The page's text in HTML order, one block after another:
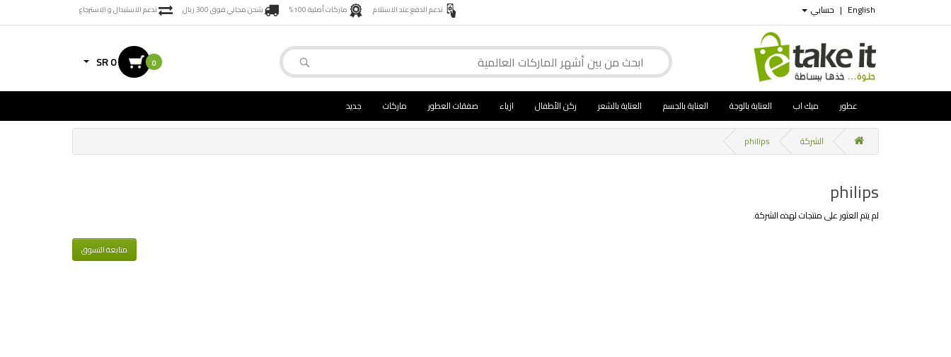
English
| حسابي ندعم الدفع عند الاستلام ماركات أصلية 100% شحن مجاني فوق 300 ريال ندعم الاستبدال و الاسترجاع
0
SR 0
عطور ميك اب العناية بالوجة العناية بالجسم العناية بالشعر ركن الأطفال ازياء صفقات العطور ماركات جديد
الشركة philips
philips
لم يتم العثور على منتجات لهذه الشركة.
متابعة التسوق